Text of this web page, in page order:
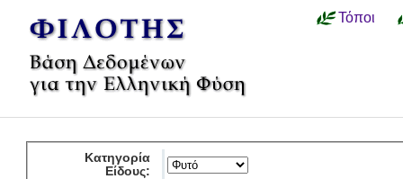
Τόποι
Κατηγορία
Είδους: